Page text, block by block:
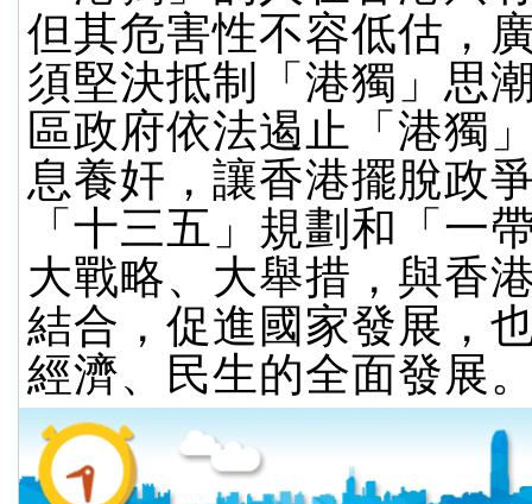
但其危害性不容低估，
須堅決抵制「港獨」思
區政府依法遏止「港獨
息養奸，讓香港擺脫政
「十三五」規劃和「一
大戰略、大舉措，與香
結合，促進國家發展，
經濟、民生的全面發展